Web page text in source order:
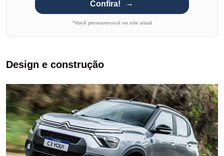
Confira!
*Você permanecerá no site atual
Design e construção